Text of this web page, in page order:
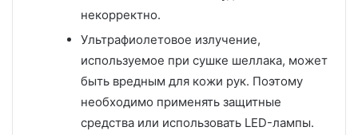
некорректно.
Ультрафиолетовое излучение,
используемое при сушке шеллака, может
быть вредным для кожи рук. Поэтому
необходимо применять защитные
средства или использовать LED-лампы.